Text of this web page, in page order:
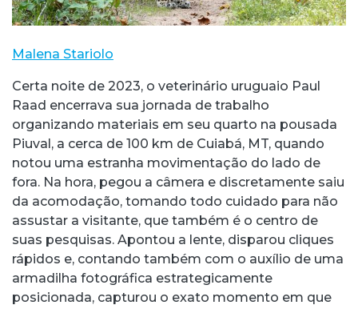
Malena Stariolo
Certa noite de 2023, o veterinário uruguaio Paul
Raad encerrava sua jornada de trabalho
organizando materiais em seu quarto na pousada
Piuval, a cerca de 100 km de Cuiabá, MT, quando
notou uma estranha movimentação do lado de
fora. Na hora, pegou a câmera e discretamente saiu
da acomodação, tomando todo cuidado para não
assustar a visitante, que também é o centro de
suas pesquisas. Apontou a lente, disparou cliques
rápidos e, contando também com o auxílio de uma
armadilha fotográfica estrategicamente
posicionada, capturou o exato momento em que